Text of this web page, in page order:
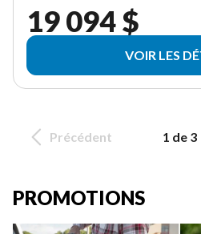
19 094 $
VOIR LES
Précédent 1 de 3
PROMOTIONS